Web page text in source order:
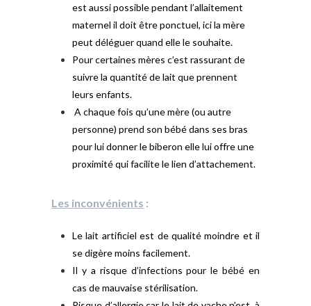
est aussi possible pendant l’allaitement
maternel il doit être ponctuel, ici la mère
peut déléguer quand elle le souhaite.
Pour certaines mères c’est rassurant de
suivre la quantité de lait que prennent
leurs enfants.
A chaque fois qu’une mère (ou autre
personne) prend son bébé dans ses bras
pour lui donner le biberon elle lui offre une
proximité qui facilite le lien d’attachement.
Les inconvénients :
Le lait artificiel est de qualité moindre et il
se digère moins facilement.
Il y a risque d’infections pour le bébé en
cas de mauvaise stérilisation.